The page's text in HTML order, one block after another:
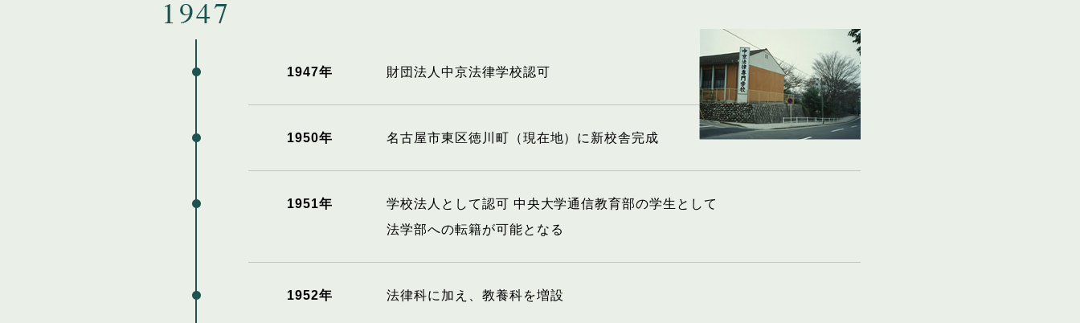
1947年 財団法人中京法律学校認可
1950年 名古屋市東区徳川町（現在地）に新校舎完成
1951年
学校法人として認可 中央大学通信教育部の学生として
法学部への転籍が可能となる
1952年 法律科に加え、教養科を増設